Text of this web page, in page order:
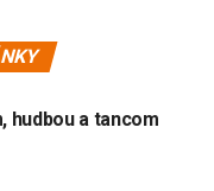
hudbou a tancom